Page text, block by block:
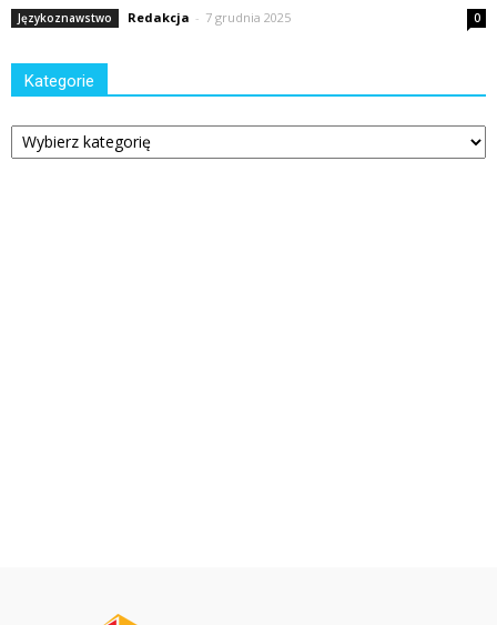
Językoznawstwo Redakcja - 7 grudnia 2025 0
Kategorie
Kategorie